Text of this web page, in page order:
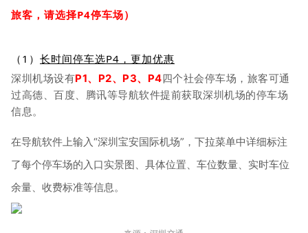
旅客，请选择P4停车场）
（1） 长时间停车选P4，更加优惠
深圳机场设有P1、P2、P3、P4四个社会停车场，旅客可通
过高德、百度、腾讯等导航软件提前获取深圳机场的停车场
信息。
在导航软件上输入“深圳宝安国际机场”，下拉菜单中详细标注
了每个停车场的入口实景图、具体位置、车位数量、实时车位
余量、收费标准等信息。